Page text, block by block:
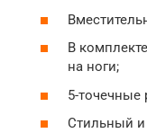
В
на ноги;
5-точечные
Стильный и